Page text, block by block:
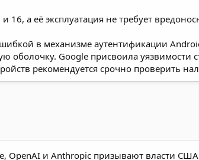
16, а её эксплуатация не требует
в механизме аутентификации
оболочку. Google присвоила уязвимости
рекомендуется срочно проверить
OpenAI и Anthropic призывают власти